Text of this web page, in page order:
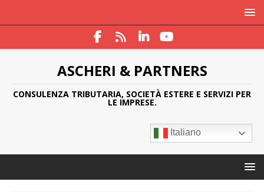
ASCHERI & PARTNERS
CONSULENZA TRIBUTARIA, SOCIETÀ ESTERE E SERVIZI PER
LE IMPRESE.
Italiano